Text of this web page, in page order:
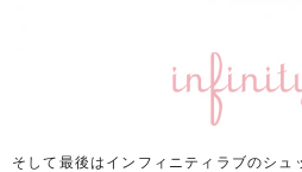
そして最後はインフィニティラブのシュ